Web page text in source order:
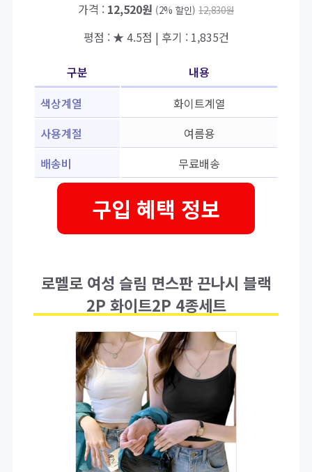
가격 : 12,520원 (2% 할인) 12,830원
평점 : ★ 4.5점 | 후기 : 1,835건
구분
내용
색상계열
화이트계열
사용계절
여름용
배송비
무료배송
구입 혜택 정보
로멜로 여성 슬림 면스판 끈나시 블랙
2P 화이트2P 4종세트